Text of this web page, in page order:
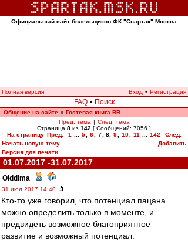
Официальный сайт болельщиков ФК "Спартак" Москва
Полная версия Вход • Регистрация
FAQ • Поиск
Общение на сайте » Гостевая книга ВВ
Пред. тема | След. тема
Страница 8 из 142 [ Сообщений: 7056 ]
На страницу Пред. 1 5 6 7 8, 9 10 11 142
След.
Начать новую тему
Добавить
Версия для печати
01.07.2017 -31.07.2017
Olddima -
31 июл 2017 14:40
Кто-то уже говорил, что потенциал пацана
можно определить только в моменте, и
предвидеть возможное благоприятное
развитие и возможный потенциал.